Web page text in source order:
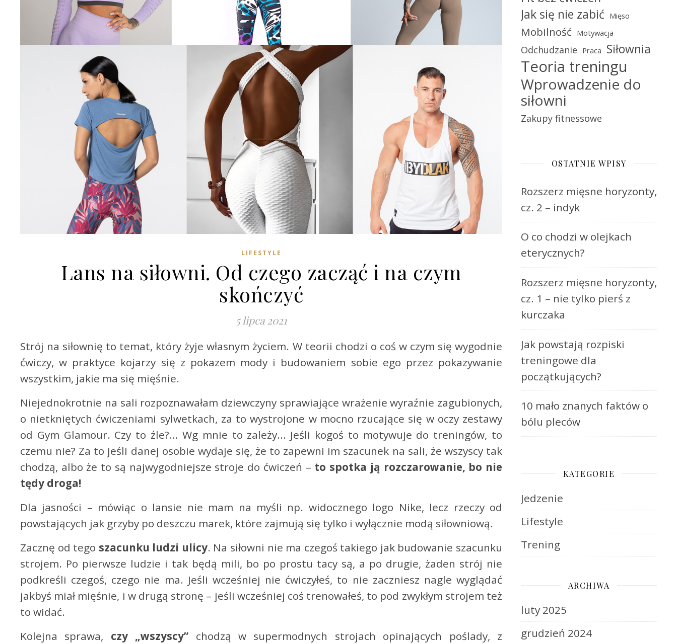
LIFESTYLE
Lans na siłowni. Od czego zacząć i na czym
skończyć
5 lipca 2021
Strój na siłownię to temat, który żyje własnym życiem. W teorii chodzi o coś w czym się wygodnie
ćwiczy, w praktyce kojarzy się z pokazem mody i budowaniem sobie ego przez pokazywanie
wszystkim, jakie ma się mięśnie.
Niejednokrotnie na sali rozpoznawałam dziewczyny sprawiające wrażenie wyraźnie zagubionych,
o nietkniętych ćwiczeniami sylwetkach, za to wystrojone w mocno rzucające się w oczy zestawy
od Gym Glamour. Czy to źle?… Wg mnie to zależy… Jeśli kogoś to motywuje do treningów, to
czemu nie? Za to jeśli danej osobie wydaje się, że to zapewni im szacunek na sali, że wszyscy tak
chodzą, albo że to są najwygodniejsze stroje do ćwiczeń – to spotka ją rozczarowanie, bo nie
tędy droga!
Dla jasności – mówiąc o lansie nie mam na myśli np. widocznego logo Nike, lecz rzeczy od
powstających jak grzyby po deszczu marek, które zajmują się tylko i wyłącznie modą siłowniową.
Zacznę od tego szacunku ludzi ulicy. Na siłowni nie ma czegoś takiego jak budowanie szacunku
strojem. Po pierwsze ludzie i tak będą mili, bo po prostu tacy są, a po drugie, żaden strój nie
podkreśli czegoś, czego nie ma. Jeśli wcześniej nie ćwiczyłeś, to nie zaczniesz nagle wyglądać
jakbyś miał mięśnie, i w drugą stronę – jeśli wcześniej coś trenowałeś, to pod zwykłym strojem też
to widać.
Kolejna sprawa, czy „wszyscy” chodzą w supermodnych strojach opinających poślady, z
Jak się nie zabić Mięso
Mobilność Motywacja
Odchudzanie Praca Siłownia
Teoria treningu
Wprowadzenie do
siłowni
Zakupy fitnessowe
OSTATNIE WPISY
Rozszerz mięsne horyzonty,
cz. 2 – indyk
O co chodzi w olejkach
eterycznych?
Rozszerz mięsne horyzonty,
cz. 1 – nie tylko pierś z
kurczaka
Jak powstają rozpiski
treningowe dla
początkujących?
10 mało znanych faktów o
bólu pleców
KATEGORIE
Jedzenie
Lifestyle
Trening
ARCHIWA
luty 2025
grudzień 2024